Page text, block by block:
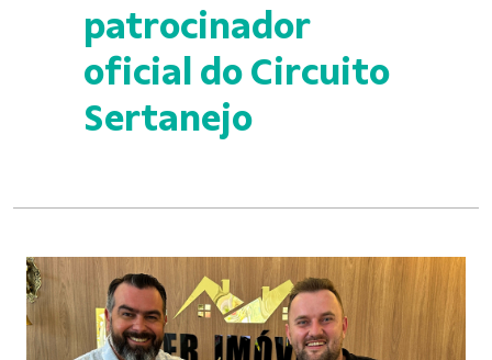
patrocinador
oficial do Circuito
Sertanejo